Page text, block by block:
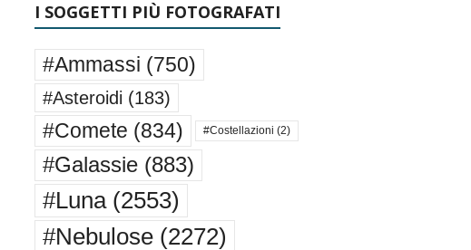
I SOGGETTI PIÙ FOTOGRAFATI
#Ammassi (750)
#Asteroidi (183)
#Comete (834) #Costellazioni (2)
#Galassie(883)
#Luna(2553)
#Nebulose(2272)